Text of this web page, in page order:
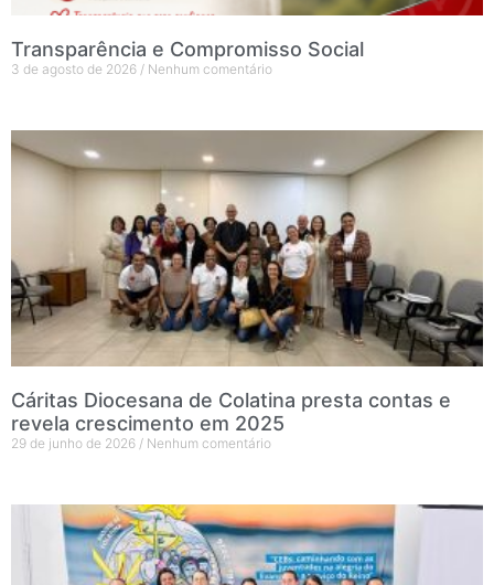
Transparência e Compromisso Social
3 de agosto de 2026 Nenhum comentário
Cáritas Diocesana de Colatina presta contas e
revela crescimento em 2025
29 de junho de 2026 Nenhum comentário